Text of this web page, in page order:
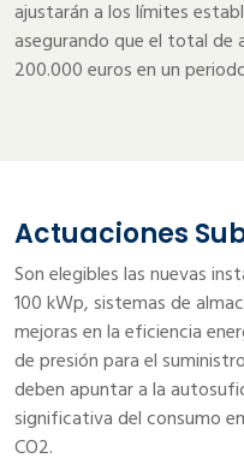
ajustarán a los límites
asegurando que el total de
200.000 euros en un
Actuaciones
Son elegibles las nuevas
100 kWp, sistemas de
mejoras en la eficiencia
de presión para el
deben apuntar a la
significativa del consumo
CO2.